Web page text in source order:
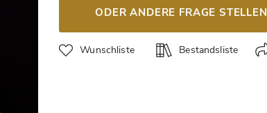
ODER ANDERE FRAGE STELLEN
Wunschliste Bestandsliste